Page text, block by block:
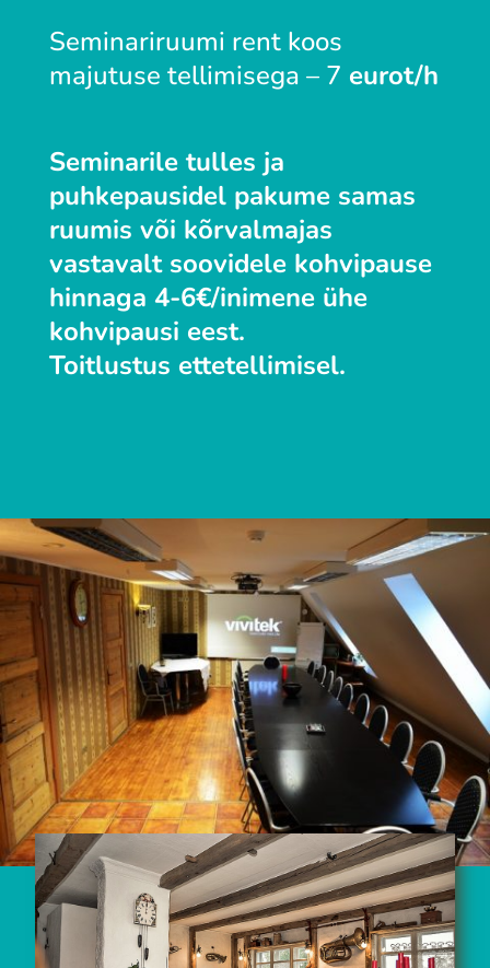
Seminariruumi rent koos
majutuse tellimisega – 7 eurot/h
Seminarile tulles ja
puhkepausidel pakume samas
ruumis või kõrvalmajas
vastavalt soovidele kohvipause
hinnaga 4-6€/inimeneühe
kohvipausi eest.
Toitlustus ettetellimisel.